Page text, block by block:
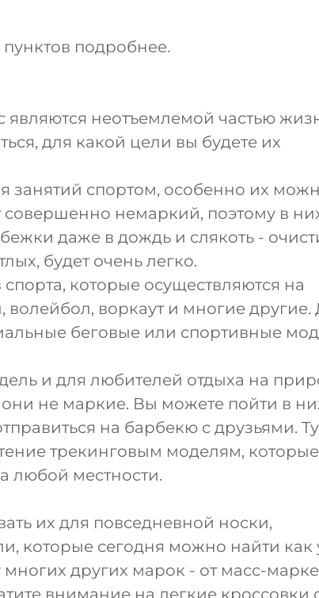
подробнее.
являются неотъемлемой частью
для какой цели вы будете их
занятий спортом, особенно их
совершенно немаркий, поэтому в
даже в дождь и слякоть -
будет очень легко.
которые осуществляются на
волейбол, воркаут и многие другие.
беговые или спортивные
и для любителей отдыха на
не маркие. Вы можете пойти в
на барбекю с друзьями.
трекинговым моделям, которые
любой местности.
их для повседневной носки,
которые сегодня можно найти как
других марок - от масс-
внимание на легкие кроссовки